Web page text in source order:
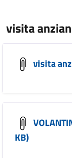
visita
visita
KB)